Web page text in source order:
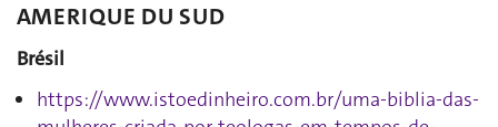
AMERIQUE DU SUD
Brésil
https://www.istoedinheiro.com.br/uma-biblia-das-